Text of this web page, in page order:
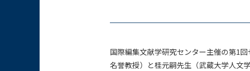
国際編集文献学研究センター主催の第1
名誉教授）と桂元嗣先生（武蔵大学人文